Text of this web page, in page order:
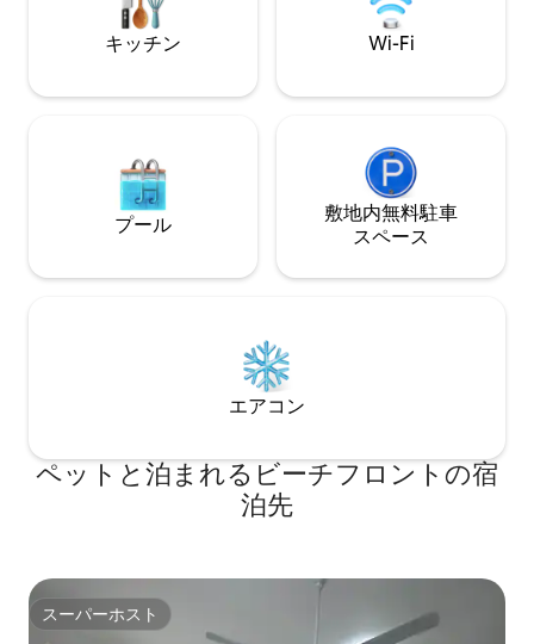
用バルコニー • プールのご利用 • エアコン
空港から21 km *
キッチン Wi-Fi
プール
敷地内無料駐⁠車
ス⁠ペ⁠ー⁠ス
エアコン
ペットと泊まれるビーチフロントの宿
泊先
スーパーホスト
スーパーホスト